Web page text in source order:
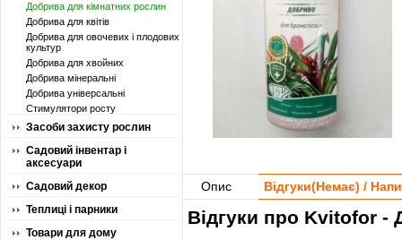
Добрива для кімнатних рослин
Добрива для квітів
Добрива для овочевих і плодових
культур
Добрива для хвойних
Добрива мінеральні
Добрива універсальні
Стимулятори росту
Засоби захисту рослин
Садовий інвентар і
аксесуари
Садовий декор
Теплиці і парники
Товари для дому
Опис Відгуки(Немає) /
Відгуки про Kvitofor -